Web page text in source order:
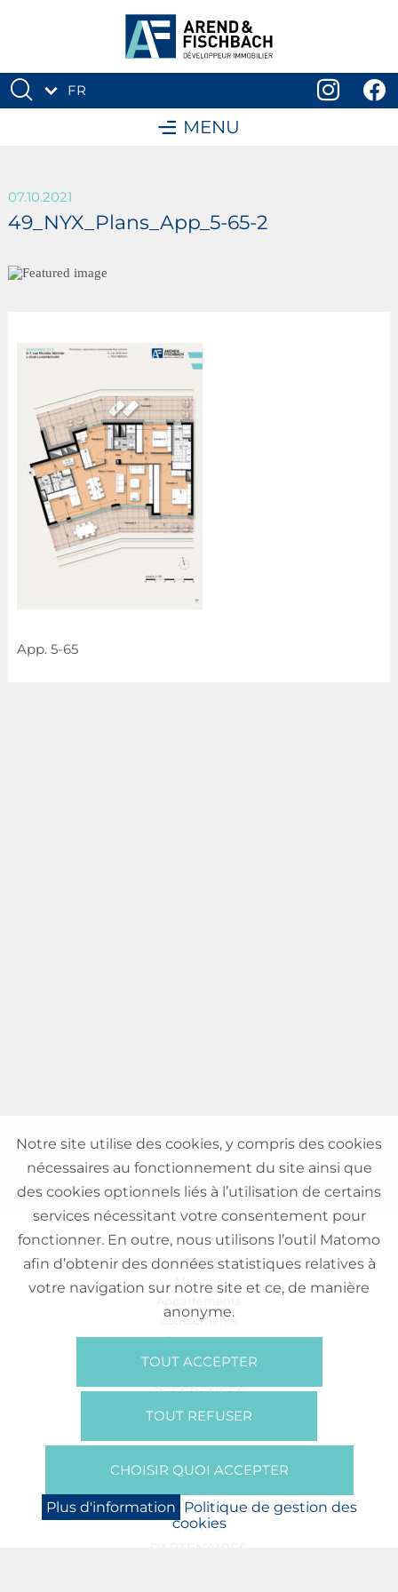
FR
MENU
07.10.2021
49_NYX_Plans_App_5-65-2
App. 5-65
VENTE
Maisons
Appartements
Lotissements
Commerces
Bureaux
RÉFÉRENCES
SUR NOUS
Presse
BOOKING
NEWS
PARTENAIRES
Notre site utilise des cookies, y compris des cookies
nécessaires au fonctionnement du site ainsi que
des cookies optionnels liés à l’utilisation de certains
services nécessitant votre consentement pour
fonctionner. En outre, nous utilisons l’outil Matomo
afin d’obtenir des données statistiques relatives à
votre navigation sur notre site et ce, de manière
anonyme.
TOUT ACCEPTER
TOUT REFUSER
CHOISIR QUOI ACCEPTER
Plus d'information Politique de gestion des
cookies